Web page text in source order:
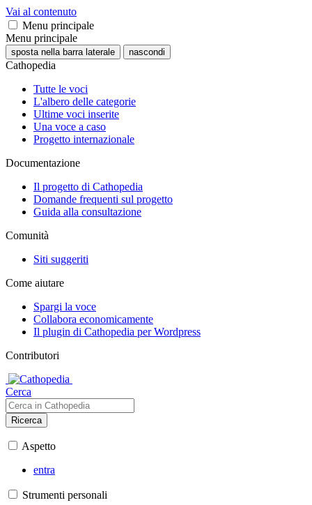
Vai al contenuto
Menu principale
Menu principale
sposta nella barra laterale nascondi
Cathopedia
Tutte le voci
L'albero delle categorie
Ultime voci inserite
Una voce a caso
Progetto internazionale
Documentazione
Il progetto di Cathopedia
Domande frequenti sul progetto
Guida alla consultazione
Comunità
Siti suggeriti
Come aiutare
Spargi la voce
Collabora economicamente
Il plugin di Cathopedia per Wordpress
Contributori
Cerca
Ricerca
Aspetto
entra
Strumenti personali